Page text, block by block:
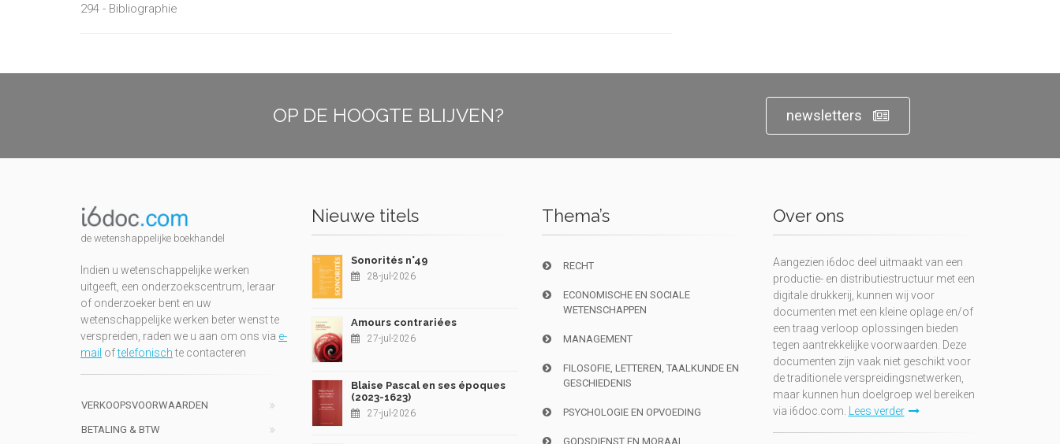
294 - Bibliographie
OP DE HOOGTE BLIJVEN? newsletters
de wetenshappelijke boekhandel
Indien u wetenschappelijke werken
uitgeeft, een onderzoekscentrum, leraar
of onderzoeker bent en uw
wetenschappelijke werken beter wenst te
verspreiden, raden we u aan om ons via e-
mail oftelefonischte contacteren
VERKOOPSVOORWAARDEN
BETALING & BTW
Nieuwe titels
Sonorités n°49
28-jul-2026
Amours contrariées
27-jul-2026
Blaise Pascal en ses époques
(2023-1623)
27-jul-2026
Thema’s
RECHT
ECONOMISCHE EN SOCIALE
WETENSCHAPPEN
MANAGEMENT
FILOSOFIE, LETTEREN, TAALKUNDE EN
GESCHIEDENIS
PSYCHOLOGIE EN OPVOEDING
GODSDIENST EN MORAAL
Over ons
Aangezien i6doc deel uitmaakt van een
productie- en distributiestructuur met een
digitale drukkerij, kunnen wij voor
documenten met een kleine oplage en/of
een traag verloop oplossingen bieden
tegen aantrekkelijke voorwaarden. Deze
documenten zijn vaak niet geschikt voor
de traditionele verspreidingsnetwerken,
maar kunnen hun doelgroep wel bereiken
via i6doc.com. Lees verder